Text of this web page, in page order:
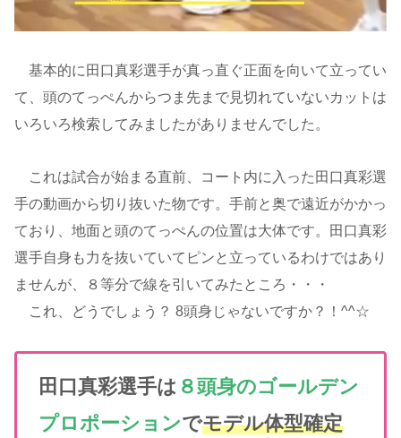
基本的に田口真彩選手が真っ直ぐ正面を向いて立ってい
て、頭のてっぺんからつま先まで見切れていないカットは
いろいろ検索してみましたがありませんでした。
これは試合が始まる直前、コート内に入った田口真彩選
手の動画から切り抜いた物です。手前と奥で遠近がかかっ
ており、地面と頭のてっぺんの位置は大体です。田口真彩
選手自身も力を抜いていてピンと立っているわけではあり
ませんが、８等分で線を引いてみたところ・・・
これ、どうでしょう？ 8頭身じゃないですか？！^^☆
田口真彩選手は ８頭身のゴールデン
プロポーションでモデル体型確定